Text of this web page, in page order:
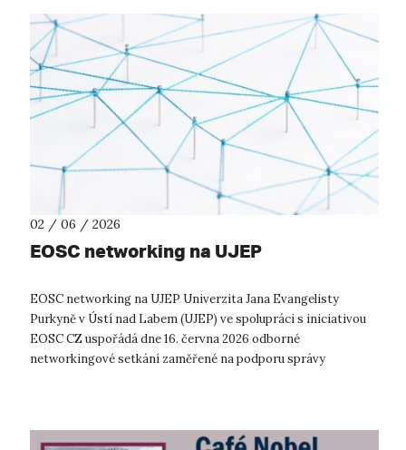
02 / 06 / 2026
EOSC networking na UJEP
EOSC networking na UJEP Univerzita Jana Evangelisty
Purkyně v Ústí nad Labem (UJEP) ve spolupráci s iniciativou
EOSC CZ uspořádá dne 16. června 2026 odborné
networkingové setkání zaměřené na podporu správy